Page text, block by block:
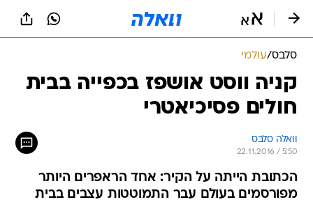
סלבס/עולמי
קניה ווסט אושפז בכפייה בבית
חולים פסיכיאטרי
וואלה סלבס
22.11.2016 / 5:50
הכתובת הייתה על הקיר: אחד הראפרים היותר
מפורסמים בעולם עבר התמוטטות עצבים בבית